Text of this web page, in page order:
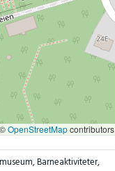
©OpenStreetMapcontributors
,Barneaktiviteter,